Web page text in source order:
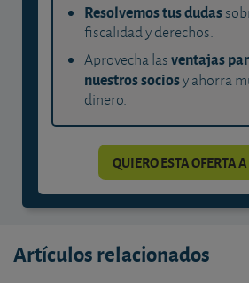
Resolvemos tus dudas
fiscalidad y derechos.
Aprovecha lasventajas
nuestros sociosy ahorra
dinero.
QUIERO ESTA OFERTA
Artículos relacionados